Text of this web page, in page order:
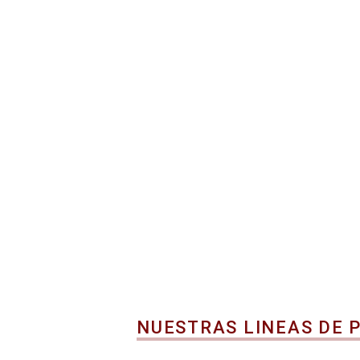
NUESTRAS LINEAS DE